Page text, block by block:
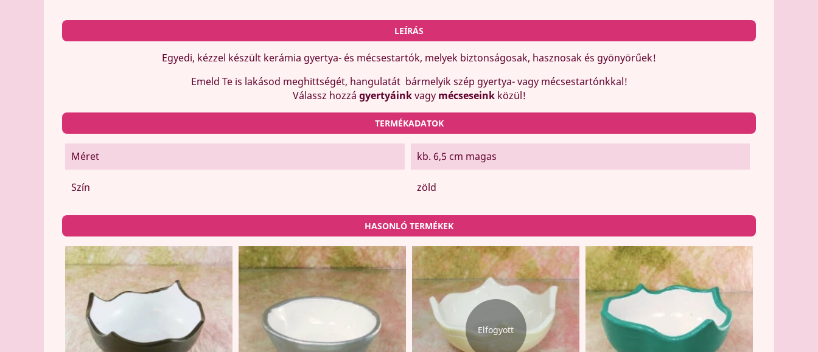
LEÍRÁS
Egyedi, kézzel készült kerámia gyertya- és mécsestartók, melyek biztonságosak, hasznosak és gyönyörűek!
Emeld Te is lakásod meghittségét, hangulatát bármelyik szép gyertya- vagy mécsestartónkkal!
Válassz hozzá gyertyáinkvagy mécseseinkközül!
TERMÉKADATOK
Méret kb. 6,5 cm magas
Szín zöld
HASONLÓ TERMÉKEK
Elfogyott